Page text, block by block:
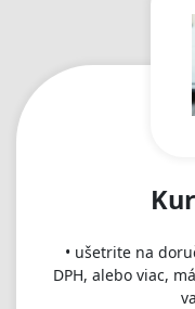
• ušetrite na
DPH, alebo viac,